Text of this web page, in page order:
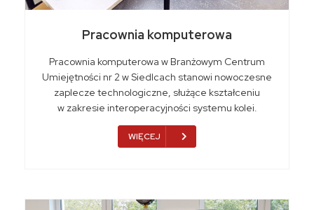
Pracownia komputerowa
Pracownia komputerowa w Branżowym Centrum
Umiejętności nr 2 w Siedlcach stanowi nowoczesne
zaplecze technologiczne, służące kształceniu
w zakresie interoperacyjności systemu kolei.
WIĘCEJ